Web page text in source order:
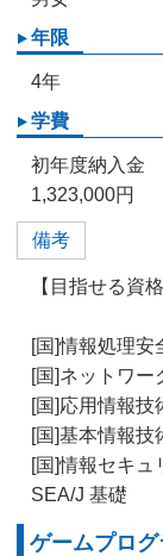
年限
4年
学費
初年度納入金
1,323,000円
備考
【目指せる資格
[国]情報処理安
[国]ネットワー
[国]応用情報技
[国]基本情報技
[国]情報セキュ
SEA/J 基礎
ゲームプロ